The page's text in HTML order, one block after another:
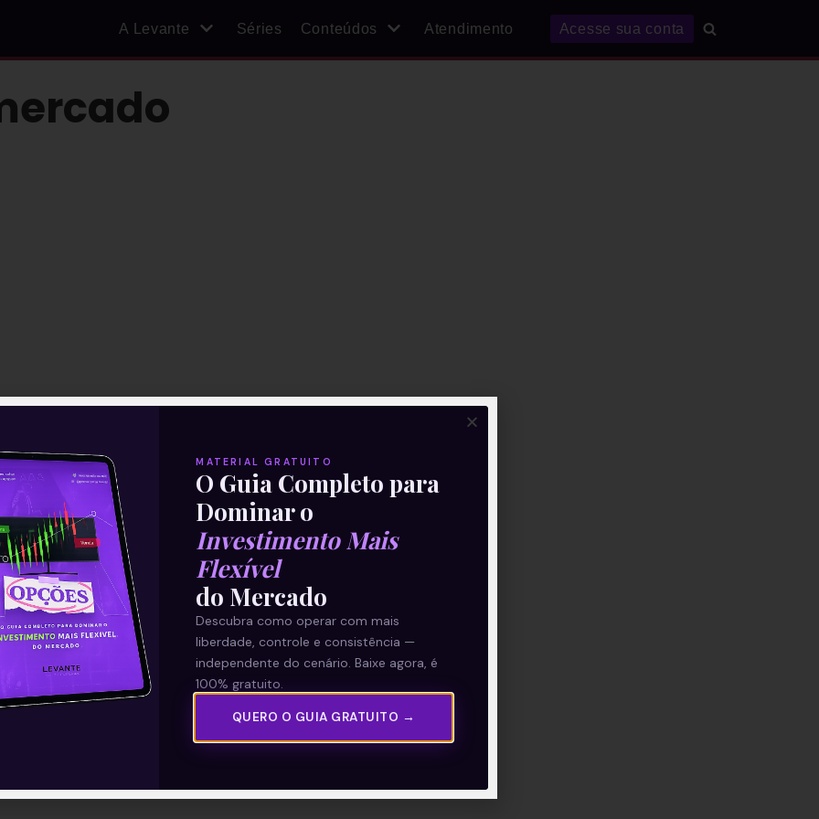
A Levante Séries Conteúdos Atendimento Acesse sua conta
MATERIAL GRATUITO
O Guia Completo para
Dominar o
Investimento Mais
Flexível
do Mercado
Descubra como operar com mais
liberdade, controle e consistência —
independente do cenário. Baixe agora, é
100% gratuito.
QUERO O GUIA GRATUITO →